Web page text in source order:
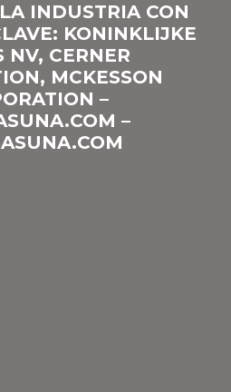
INDUSTRIA CON
KONINKLIJKE
NV, CERNER
MCKESSON
–
–